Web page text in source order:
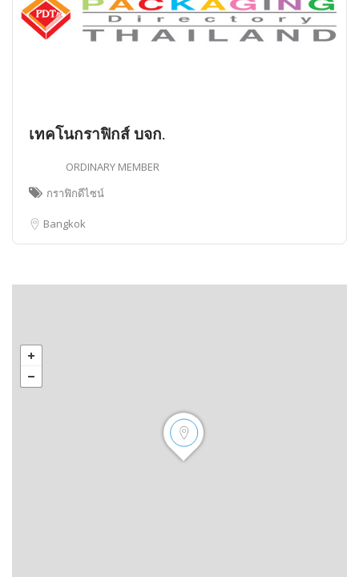
เทคโนกราฟิกส์ บจก.
ORDINARY MEMBER
กราฟิกดีไซน์
Bangkok